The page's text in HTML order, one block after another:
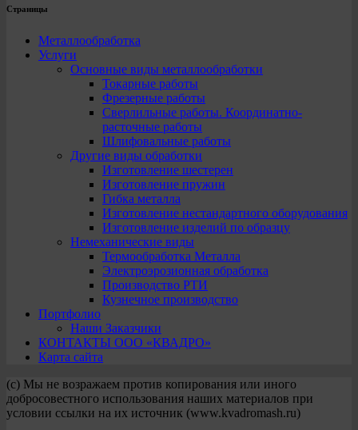
Страницы
Металлообработка
Услуги
Основные виды металлообработки
Токарные работы
Фрезерные работы
Сверлильные работы. Координатно-
расточные работы
Шлифовальные работы
Другие виды обработки
Изготовление шестерен
Изготовление пружин
Гибка металла
Изготовление нестандартного оборудования
Изготовление изделий по образцу
Немеханические виды
Термообработка Металла
Электроэрозионная обработка
Производство РТИ
Кузнечное производство
Портфолио
Наши Заказчики
КОНТАКТЫ ООО «КВАДРО»
Карта сайта
(с) Мы не возражаем против копирования или иного
добросовестного использования наших материалов при
условии ссылки на их источник (www.kvadromash.ru)